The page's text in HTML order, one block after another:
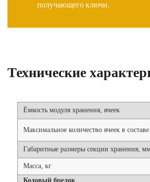
получающего ключи.
Технические
Ёмкость модуля хранения, ячеек
Максимальное количество ячеек в
Габаритные размеры секции хранения,
Масса, кг
Кодовый брелок